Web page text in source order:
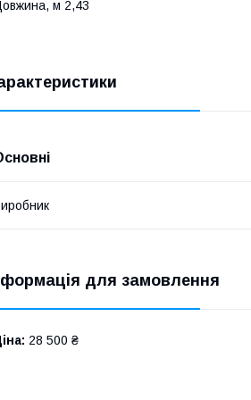
м 2,43
для замовлення
28 500 ₴